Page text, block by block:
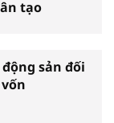
tạo
sản đối